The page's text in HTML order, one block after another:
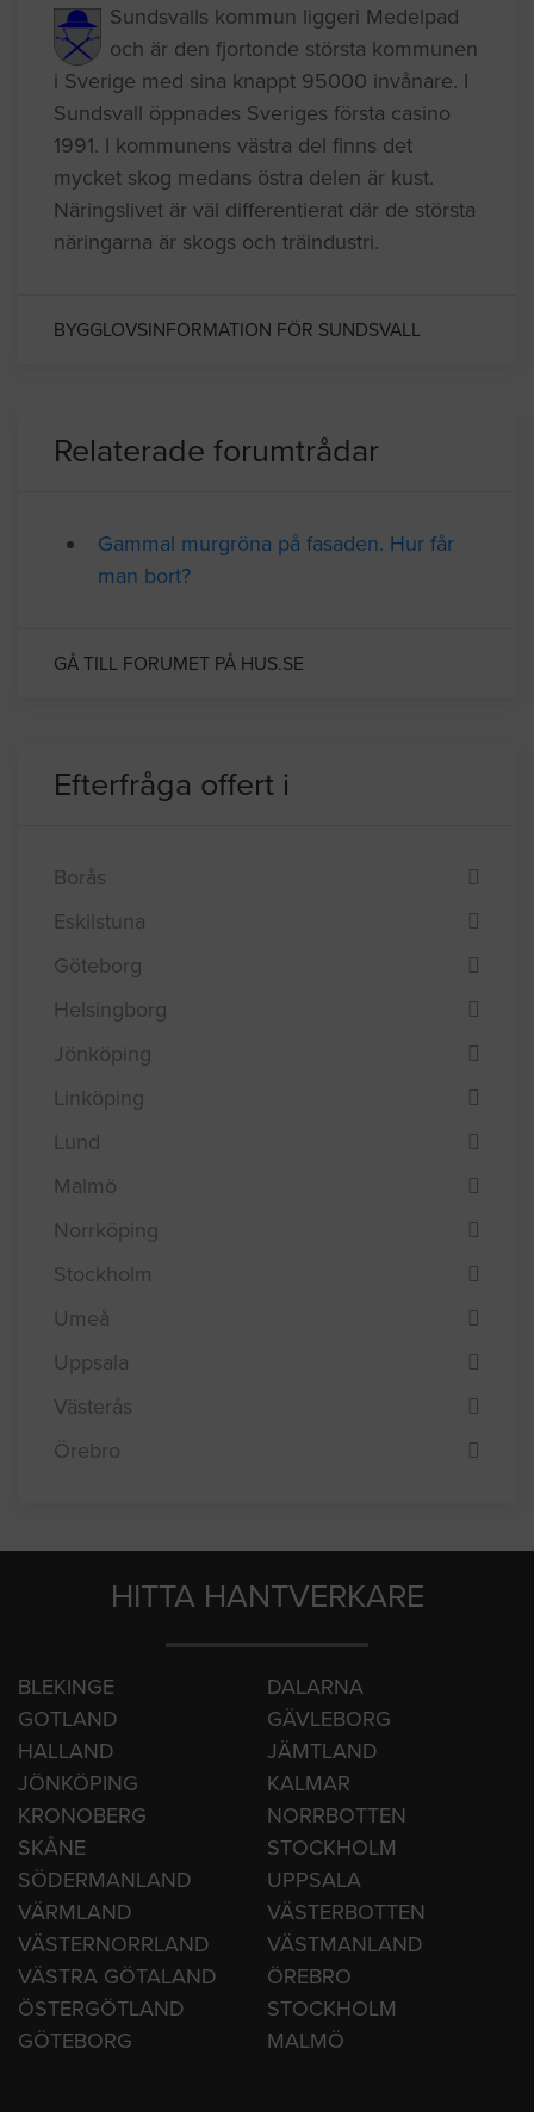
Sundsvalls kommun liggeri Medelpad
och är den fjortonde största kommunen
i Sverige med sina knappt 95000 invånare. I
Sundsvall öppnades Sveriges första casino
1991. I kommunens västra del finns det
näringarna är skogs och träindustri.
Relaterade forumtrådar
man bort?
Efterfråga offert i
Borås
Eskilstuna
Göteborg
Helsingborg
Jönköping
Linköping
Lund
Malmö
Norrköping
Stockholm
Umeå
Uppsala
Örebro
HITTA HANTVERKARE
BLEKINGE
DALARNA
GOTLAND
GÄVLEBORG
HALLAND
JÄMTLAND
JÖNKÖPING
KALMAR
KRONOBERG
NORRBOTTEN
SKÅNE
STOCKHOLM
SÖDERMANLAND
UPPSALA
VÄRMLAND
VÄSTERBOTTEN
VÄSTERNORRLAND
VÄSTMANLAND
ÖSTERGÖTLAND
STOCKHOLM